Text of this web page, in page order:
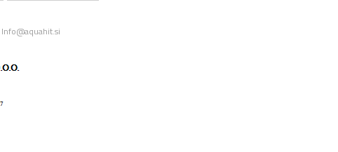
Info@aquahit.si